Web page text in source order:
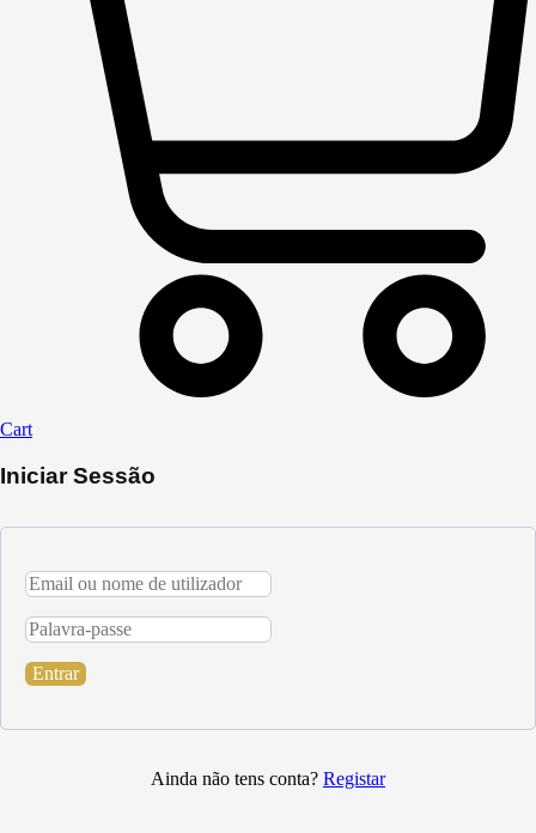
Cart
Iniciar Sessão
Entrar
Ainda não tens conta? Registar